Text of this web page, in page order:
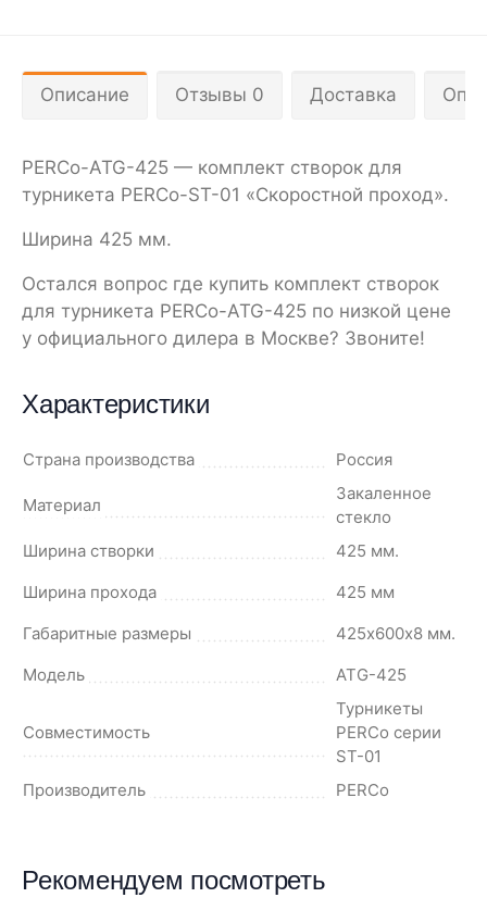
Описание Отзывы 0 Доставка
PERCo-ATG-425 — комплект створок для
турникета PERCo-ST-01 «Скоростной проход».
Ширина 425 мм.
Остался вопрос где купить комплект створок
для турникета PERCo-ATG-425 по низкой цене
у официального дилера в Москве? Звоните!
Характеристики
Страна производства Россия
Материал
Закаленное
стекло
Ширина створки
425 мм.
Ширина прохода
425 мм
Габаритные размеры
425х600х8 мм.
Модель
ATG-425
Совместимость
Турникеты
PERCo серии
ST-01
Производитель
PERCo
Рекомендуем посмотреть